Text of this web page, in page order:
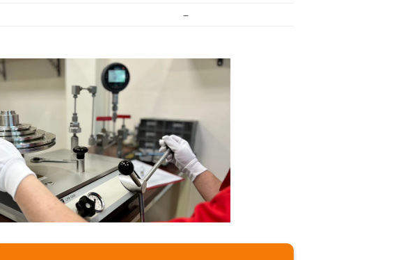
–